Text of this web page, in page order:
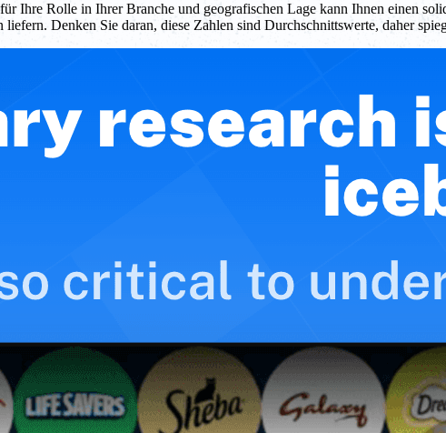
Ihre Rolle in Ihrer Branche und geografischen Lage kann Ihnen einen
Denken Sie daran, diese Zahlen sind Durchschnittswerte, daher